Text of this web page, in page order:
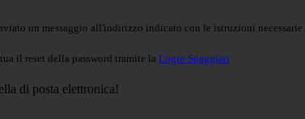
un messaggio all'indirizzo indicato con le istruzioni necessarie.
il reset della password tramite la Login Spaggiari
di posta elettronica!